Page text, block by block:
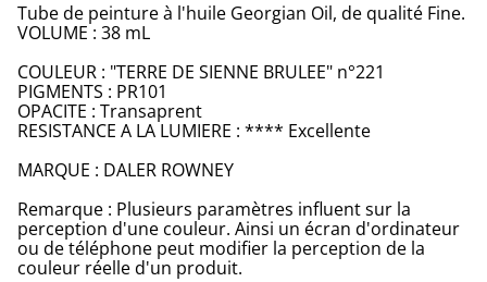
Tube de peinture à l'huile Georgian Oil, de qualité Fine.
VOLUME : 38 mL
COULEUR : "TERRE DE SIENNE BRULEE" n°221
PIGMENTS : PR101
OPACITE : Transaprent
RESISTANCE A LA LUMIERE : **** Excellente
MARQUE : DALER ROWNEY
Remarque : Plusieurs paramètres influent sur la
perception d'une couleur. Ainsi un écran d'ordinateur
ou de téléphone peut modifier la perception de la
couleur réelle d'un produit.